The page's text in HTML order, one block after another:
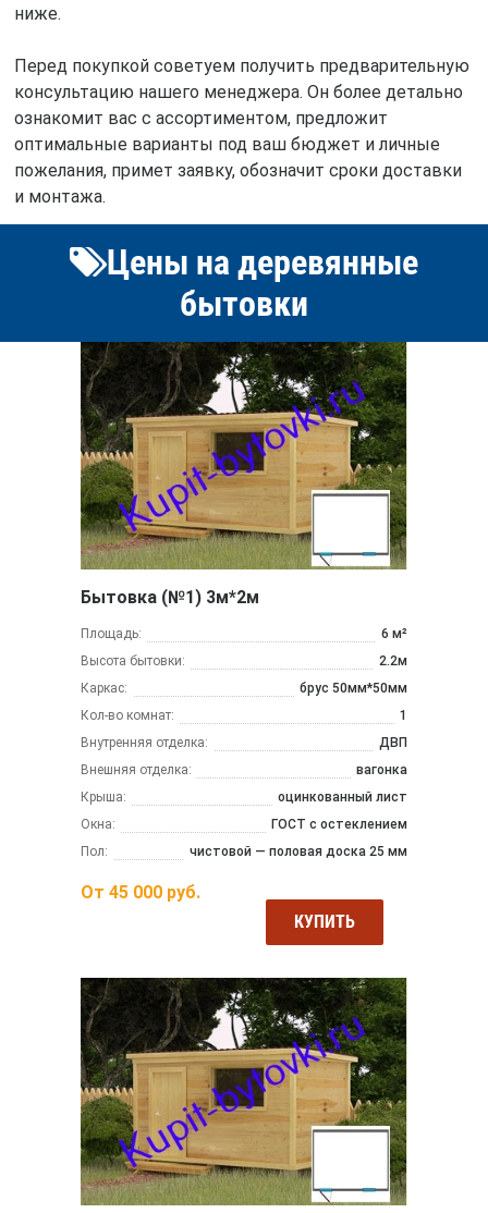
ниже.
Перед покупкой советуем получить предварительную
консультацию нашего менеджера. Он более детально
ознакомит вас с ассортиментом, предложит
оптимальные варианты под ваш бюджет и личные
пожелания, примет заявку, обозначит сроки доставки
и монтажа.
Цены на деревянные
бытовки
Бытовка (№1) 3м*2м
Площадь:
6 м²
Высота бытовки:
2.2м
Каркас:
брус 50мм*50мм
Кол-во комнат:
1
Внутренняя отделка:
ДВП
Внешняя отделка:
вагонка
Крыша:
оцинкованный лист
Окна:
ГОСТ с остеклением
Пол:
чистовой — половая доска 25 мм
От 45 000 руб.
КУПИТЬ